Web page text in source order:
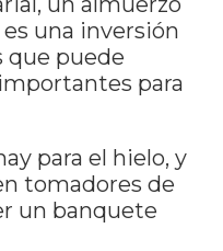
una inversión
que puede
para
para el hielo, y
tomadores de
un banquete